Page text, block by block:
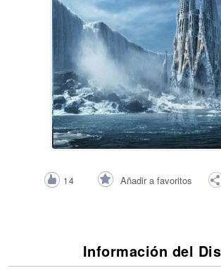
14 Añadir a favoritos
Información del